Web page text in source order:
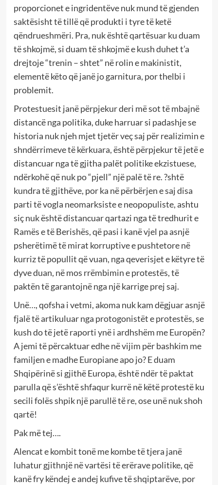
proporcionet e ingridentëve nuk mund të gjenden
saktësisht të tillë që produkti i tyre të ketë
qëndrueshmëri. Pra, nuk është qartësuar ku duam
të shkojmë, si duam të shkojmë e kush duhet t’a
drejtoje “trenin – shtet” në rolin e makinistit,
elementë këto që janë jo garnitura, por thelbi i
problemit.
Protestuesit janë përpjekur deri më sot të mbajnë
distancë nga politika, duke harruar si padashje se
historia nuk njeh mjet tjetër veç saj për realizimin e
shndërrimeve të kërkuara, është përpjekur të jetë e
distancuar nga të gjitha palët politike ekzistuese,
ndërkohë që nuk po “pjell” një palë të re. ?shtë
kundra të gjithëve, por ka në përbërjen e saj disa
parti të vogla neomarksiste e neopopuliste, ashtu
siç nuk është distancuar qartazi nga të tredhurit e
Ramës e të Berishës, që pasi i kanë vjel pa asnjë
psherëtimë të mirat korruptive e pushtetore në
kurriz të popullit që vuan, nga qeverisjet e këtyre të
dyve duan, në mos rrëmbimin e protestës, të
paktën të garantojnë nga një karrige prej saj.
Unë…, qofsha i vetmi, akoma nuk kam dëgjuar asnjë
fjalë të artikuluar nga protogonistët e protestës, se
kush do të jetë raporti ynë i ardhshëm me Europën?
A jemi të përcaktuar edhe në vijim për bashkim me
familjen e madhe Europiane apo jo? E duam
Shqipërinë si gjithë Europa, është ndër të paktat
parulla që s’është shfaqur kurrë në këtë protestë ku
secili folës shpik një parullë të re, ose unë nuk shoh
qartë!
Pak më tej….
Alencat e kombit tonë me kombe të tjera janë
luhatur gjithnjë në vartësi të erërave politike, që
kanë fry këndej e andej kufive të shqiptarëve, por